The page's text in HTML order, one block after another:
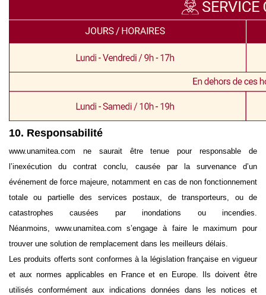
10. Responsabilité
www.unamitea.com ne saurait être tenue pour responsable de
l’inexécution du contrat conclu, causée par la survenance d’un
événement de force majeure, notamment en cas de non fonctionnement
totale ou partielle des services postaux, de transporteurs, ou de
catastrophes causées par inondations ou incendies.
Néanmoins, www.unamitea.com s’engage à faire le maximum pour
trouver une solution de remplacement dans les meilleurs délais.
Les produits offerts sont conformes à la législation française en vigueur
et aux normes applicables en France et en Europe. Ils doivent être
utilisés conformément aux indications données dans les notices et